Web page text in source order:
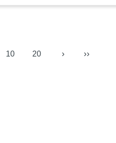
10 20 › ››